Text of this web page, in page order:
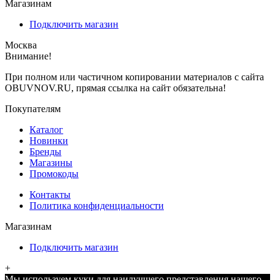
Магазинам
Подключить магазин
Москва
Внимание!
При полном или частичном копировании материалов с сайта
OBUVNOV.RU, прямая ссылка на сайт обязательна!
Покупателям
Каталог
Новинки
Бренды
Магазины
Промокоды
Контакты
Политика конфиденциальности
Магазинам
Подключить магазин
+